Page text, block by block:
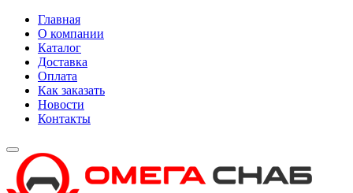
Главная
О компании
Каталог
Доставка
Оплата
Как заказать
Новости
Контакты